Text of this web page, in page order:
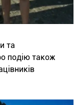
та
подію також